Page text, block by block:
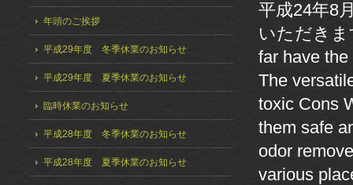
平成24年8
いただきま
far have
The
toxic Cons
them safe
odor
various
年頭のご挨拶
平成29年度 冬季休業のお知らせ
平成29年度 夏季休業のお知らせ
臨時休業のお知らせ
平成28年度 冬季休業のお知らせ
平成28年度 夏季休業のお知らせ